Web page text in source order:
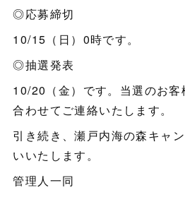
◎応募締切
10/15（日）0時です。
◎抽選発表
10/20（金）です。当選のお客
合わせてご連絡いたします。
引き続き、瀬戸内海の森キャ
いいたします。
管理人一同